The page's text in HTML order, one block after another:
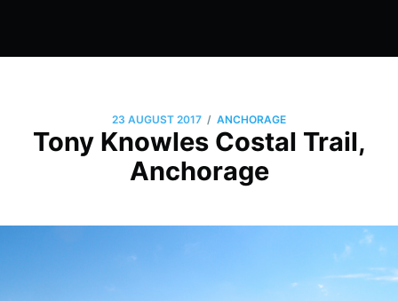
23 AUGUST 2017 / ANCHORAGE
Tony Knowles Costal Trail,
Anchorage